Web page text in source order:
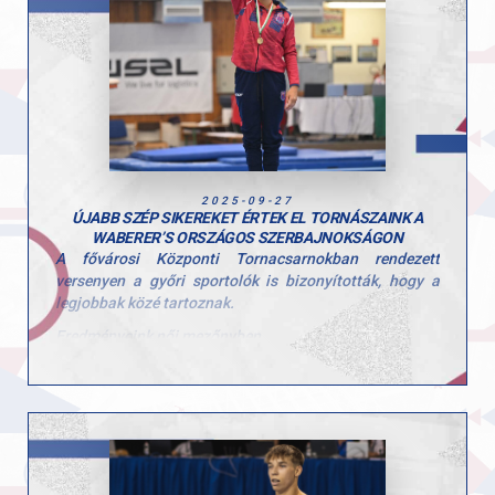
Az eredmény újabb bizonyíték arra, hogy Győrben erős
alapokon áll a tornasport, és a jövőben is sok szép
sikert tartogat számunkra. Büszkék vagyunk rátok!
Hajrá GYAC!
2025-09-27
ÚJABB SZÉP SIKEREKET ÉRTEK EL TORNÁSZAINK A
WABERER’S ORSZÁGOS SZERBAJNOKSÁGON
A fővárosi Központi Tornacsarnokban rendezett
versenyen a győri sportolók is bizonyították, hogy a
legjobbak közé tartoznak.
Eredményeink női mezőnyben
• Péter Sára ugrásban ezüstérmet szerzett (13.150)
Eredményeink férfi mezőnyben
• Ugrás: Molnár Botond ezüst (13.550), Tomcsányi
Benedek bronz (12.850)